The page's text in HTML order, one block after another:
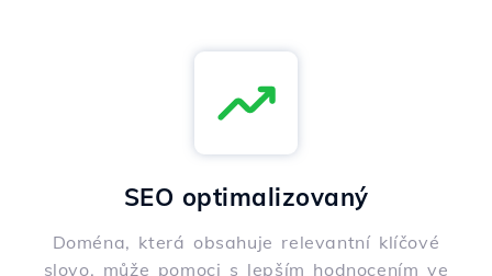
SEO optimalizovaný
Doména, která obsahuje relevantní klíčové
slovo, může pomoci s lepším hodnocením ve